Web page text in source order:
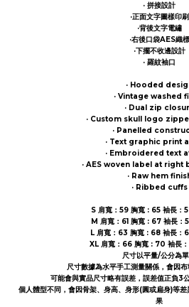
· 拼接設計
·正面文字圖樣印刷
·背後文字電繡
·右後口袋AES織標
·下擺不收邊設計
· 羅紋袖口
· Hooded
· Vintage washed
· Dual zip
· Custom skull logo
· Panelled
· Text graphic print
· Embroidered text
· AES woven label at
· Raw hem
· Ribbed cuffs
S 肩寬：59 胸寬 : 65 袖長：
M 肩寬：61 胸寬 : 67 袖長：
L 肩寬：63 胸寬 : 68 袖長：
XL 肩寬：66 胸寬 : 70 袖長
尺寸以平量/公分為
尺寸數據為水平手工測量關係，會因
可能會與實品尺寸略有誤差，誤差值正負3
個人體型不同，會因骨架、身高、身形(圓或扁身)等
果